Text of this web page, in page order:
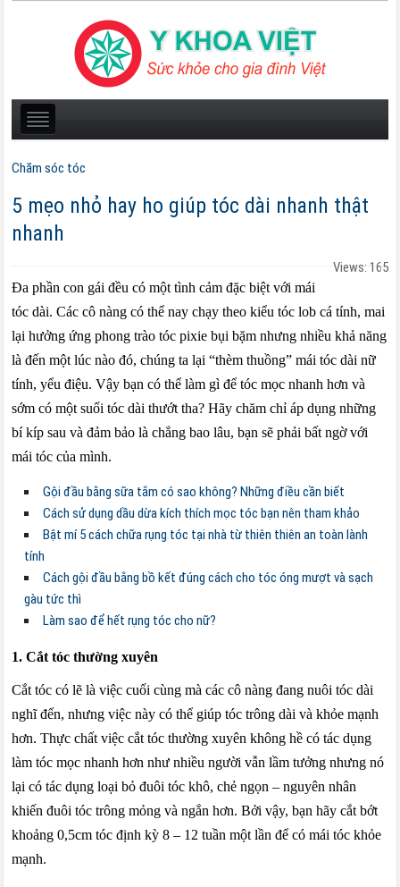
Chăm sóc tóc
5 mẹo nhỏ hay ho giúp tóc dài nhanh thật
nhanh
Views: 165
Đa phần con gái đều có một tình cảm đặc biệt với mái
tóc dài. Các cô nàng có thể nay chạy theo kiểu tóc lob cá tính, mai
lại hưởng ứng phong trào tóc pixie bụi bặm nhưng nhiều khả năng
là đến một lúc nào đó, chúng ta lại “thèm thuồng” mái tóc dài nữ
tính, yểu điệu. Vậy bạn có thể làm gì để tóc mọc nhanh hơn và
sớm có một suối tóc dài thướt tha? Hãy chăm chỉ áp dụng những
bí kíp sau và đảm bảo là chẳng bao lâu, bạn sẽ phải bất ngờ với
mái tóc của mình.
Gội đầu bằng sữa tắm có sao không? Những điều cần biết
Cách sử dụng dầu dừa kích thích mọc tóc bạn nên tham khảo
Bật mí 5 cách chữa rụng tóc tại nhà từ thiên thiên an toàn lành
tính
Cách gội đầu bằng bồ kết đúng cách cho tóc óng mượt và sạch
gàu tức thì
Làm sao để hết rụng tóc cho nữ?
1. Cắt tóc thường xuyên
Cắt tóc có lẽ là việc cuối cùng mà các cô nàng đang nuôi tóc dài
nghĩ đến, nhưng việc này có thể giúp tóc trông dài và khỏe mạnh
hơn. Thực chất việc cắt tóc thường xuyên không hề có tác dụng
làm tóc mọc nhanh hơn như nhiều người vẫn lầm tưởng nhưng nó
lại có tác dụng loại bỏ đuôi tóc khô, chẻ ngọn – nguyên nhân
khiến đuôi tóc trông mỏng và ngắn hơn. Bởi vậy, bạn hãy cắt bớt
khoảng 0,5cm tóc định kỳ 8 – 12 tuần một lần để có mái tóc khỏe
mạnh.